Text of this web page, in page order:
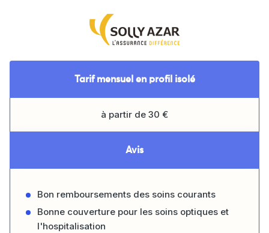
Tarif mensuel en profil isolé
à partir de 30 €
Avis
Bon remboursements des soins courants
Bonne couverture pour les soins optiques et
l'hospitalisation